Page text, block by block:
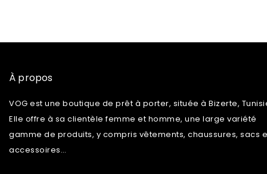
À propos
VOG est une boutique de prêt à porter, située à Bizerte,
Elle offre à sa clientèle femme et homme, une large variété
gamme de produits, y compris vêtements, chaussures, sacs
accessoires…